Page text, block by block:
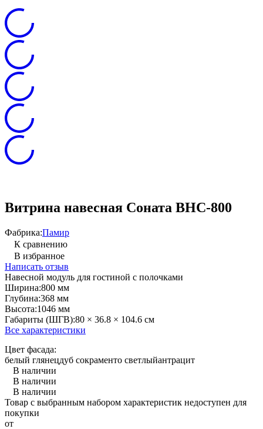
Витрина навесная Соната ВНС-800
Фабрика:Памир
К сравнению
В избранное
Написать отзыв
Навесной модуль для гостиной с полочками
Ширина:800 мм
Глубина:368 мм
Высота:1046 мм
Габариты (ШГВ):80 × 36.8 × 104.6 см
Все характеристики
Цвет фасада:
белый глянецдуб сокраменто светлыйантрацит
В наличии
В наличии
В наличии
Товар с выбранным набором характеристик недоступен для
покупки
от